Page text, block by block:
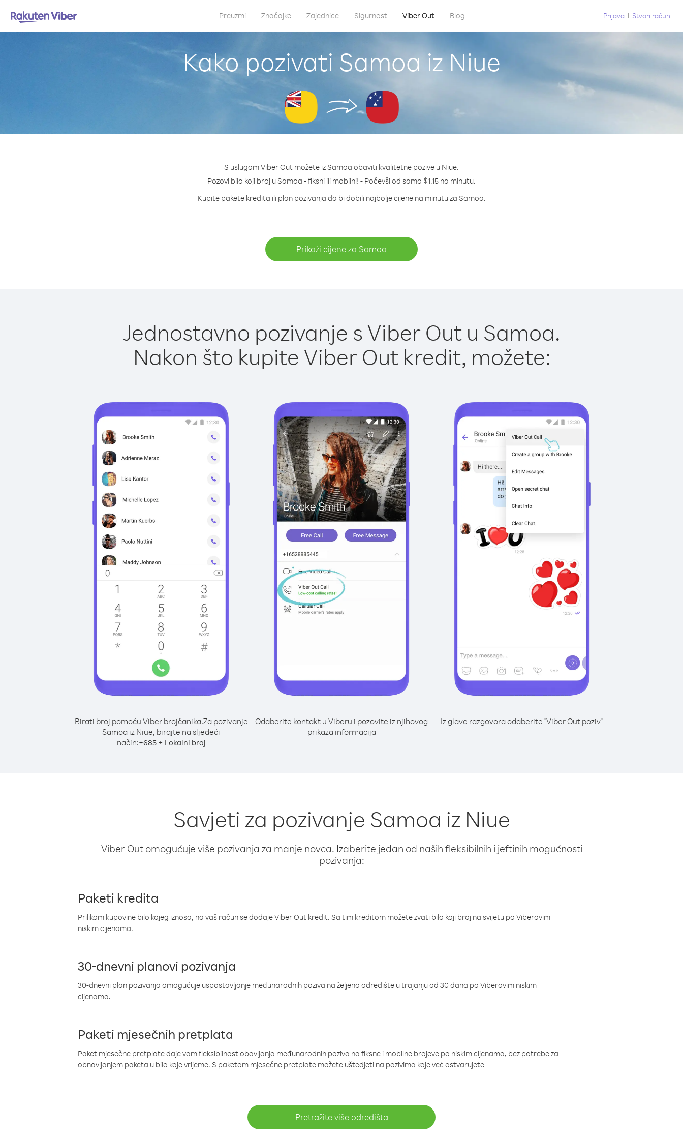
Preuzmi Značajke Zajednice Sigurnost Viber Out Blog Prijava ili Stvori račun
Kako pozivati Samoa iz Niue
S uslugom Viber Out možete iz Samoa obaviti kvalitetne pozive u Niue.
Pozovi bilo koji broj u Samoa - fiksni ili mobilni! - Počevši od samo $1.15 na minutu.
Kupite pakete kredita ili plan pozivanja da bi dobili najbolje cijene na minutu za Samoa.
Prikaži cijene za Samoa
Jednostavno pozivanje s Viber Out u Samoa.
Nakon što kupite Viber Out kredit, možete:
Birati broj pomoću Viber brojčanika.Za pozivanje
Samoa iz Niue, birajte na sljedeći
način:+685+ Lokalni broj
Odaberite kontakt u Viberu i pozovite iz njihovog
prikaza informacija
Iz glave razgovora odaberite "Viber Out poziv"
Savjeti za pozivanje Samoa iz Niue
Viber Out omogućuje više pozivanja za manje novca. Izaberite jedan od naših fleksibilnih i jeftinih mogućnosti
pozivanja:
Paketi kredita
Prilikom kupovine bilo kojeg iznosa, na vaš račun se dodaje Viber Out kredit. Sa tim kreditom možete zvati bilo koji broj na svijetu po Viberovim
niskim cijenama.
30-dnevni planovi pozivanja
30-dnevni plan pozivanja omogućuje uspostavljanje međunarodnih poziva na željeno odredište u trajanju od 30 dana po Viberovim niskim
cijenama.
Paketi mjesečnih pretplata
Paket mjesečne pretplate daje vam fleksibilnost obavljanja međunarodnih poziva na fiksne i mobilne brojeve po niskim cijenama, bez potrebe za
obnavljanjem paketa u bilo koje vrijeme. S paketom mjesečne pretplate možete uštedjeti na pozivima koje već ostvarujete
Pretražite više odredišta